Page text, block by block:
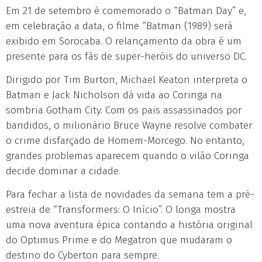
Em 21 de setembro é comemorado o “Batman Day” e,
em celebração a data, o filme “Batman (1989) será
exibido em Sorocaba. O relançamento da obra é um
presente para os fãs de super-heróis do universo DC.
Dirigido por Tim Burton, Michael Keaton interpreta o
Batman e Jack Nicholson dá vida ao Coringa na
sombria Gotham City. Com os pais assassinados por
bandidos, o milionário Bruce Wayne resolve combater
o crime disfarçado de Homem-Morcego. No entanto,
grandes problemas aparecem quando o vilão Coringa
decide dominar a cidade.
Para fechar a lista de novidades da semana tem a pré-
estreia de “Transformers: O Início”. O longa mostra
uma nova aventura épica contando a história original
do Optimus Prime e do Megatron que mudaram o
destino do Cyberton para sempre.